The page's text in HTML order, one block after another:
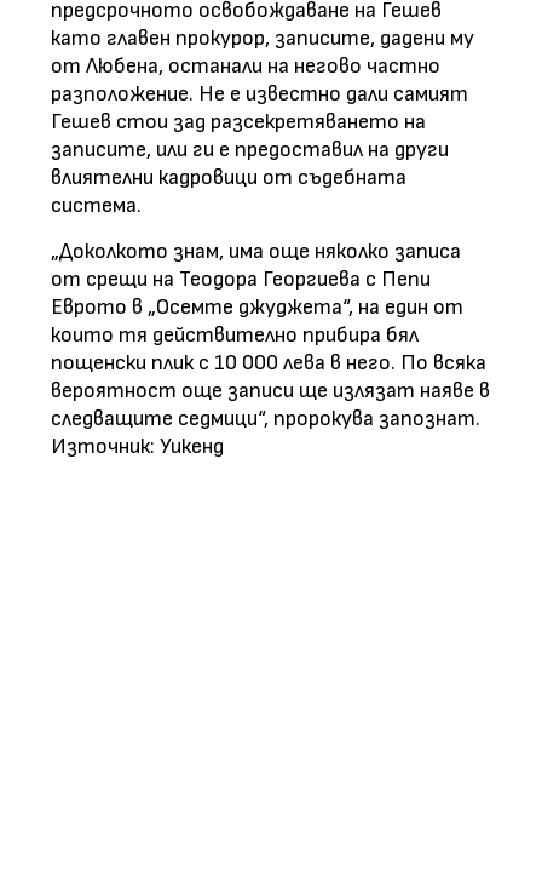
предсрочното освобождаване на Гешев
като главен прокурор, записите, дадени му
от Любена, останали на негово частно
разположение. Не е известно дали самият
Гешев стои зад разсекретяването на
записите, или ги е предоставил на други
влиятелни кадровици от съдебната
система.
„Доколкото знам, има още няколко записа
от срещи на Теодора Георгиева с Пепи
Еврото в „Осемте джуджета“, на един от
които тя действително прибира бял
пощенски плик с 10 000 лева в него. По всяка
вероятност още записи ще излязат наяве в
следващите седмици“, пророкува запознат.
Източник: Уикенд